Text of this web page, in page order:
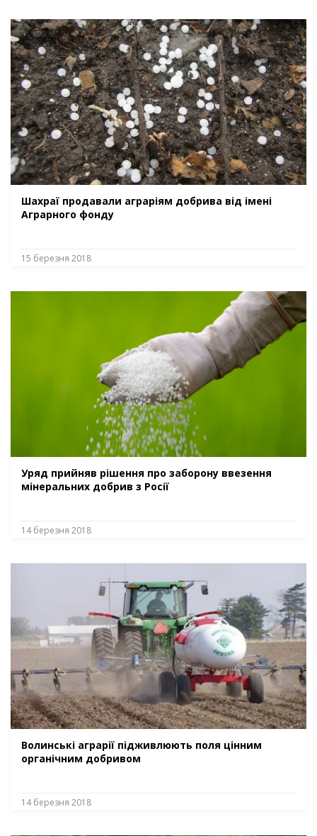
Шахраї продавали аграріям добрива від імені
Аграрного фонду
15 березня 2018
Уряд прийняв рішення про заборону ввезення
мінеральних добрив з Росії
14 березня 2018
Волинські аграрії підживлюють поля цінним
органічним добривом
14 березня 2018